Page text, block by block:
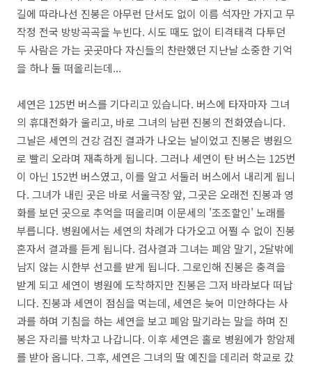
길에 따라나선 진봉은 아무런 단서도 없이 이름 석자만 가지고 무
작정 전국 방방곡곡을 누빈다. 시도 때도 없이 티격태격 다투던
두 사람은 가는 곳곳마다 자신들의 찬란했던 지난날 소중한 기억
을 하나 둘 떠올리는데...
세연은 125번 버스를 기다리고 있습니다. 버스에 타자마자 그녀
의 휴대전화가 울리고, 바로 그녀의 남편 진봉의 전화였습니다.
그날은 세연의 건강 검진 결과가 나오는 날이었고 진봉은 병원으
로 빨리 오라며 재촉하게 됩니다. 그러나 세연이 탄 버스는 125번
이 아닌 152번 버스였고, 이를 알고 서둘러 버스에서 내리게 됩니
다. 그녀가 내린 곳은 바로 서울극장 앞, 그곳은 오래전 진봉과 영
화를 보던 곳으로 추억을 떠올리며 이문세의 '조조할인' 노래를
부릅니다. 병원에서는 세연의 차례가 다가오고 어쩔 수 없이 진봉
혼자서 결과를 듣게 됩니다. 검사결과 그녀는 폐암 말기, 2달밖에
남지 않는 시한부 선고를 받게 됩니다. 그로인해 진봉은 충격을
받게 되고 세연이 병원에 도착하지만 진봉은 그저 바라보다 떠납
니다. 진봉과 세연이 점심을 먹는데, 세연은 늦어 미안하다는 사
과를 하며 기침을 하는 세연을 보고 폐암 말기라는 말을 하며 진
봉은 자리를 박차고 나갑니다. 이후 세연은 홀로 병원에가 항암제
를 받아 옵니다. 그후, 세연은 그녀의 딸 예진을 데리러 학교로 갔